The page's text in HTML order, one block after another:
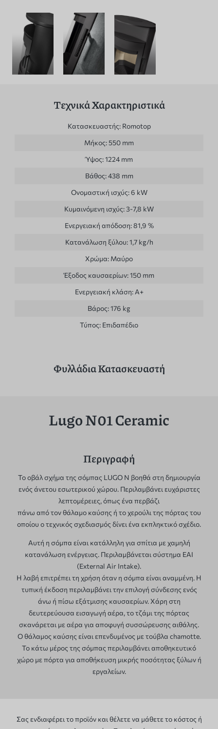
Τεχνικά Χαρακτηριστικά
Κατασκευαστής: Romotop
Μήκος:550 mm
Ύψος:1224 mm
Βάθος:438 mm
Ονομαστική ισχύς:6 kW
Κυμαινόμενη ισχύς:3-7,8 kW
Ενεργειακή απόδοση:81,9 %
Κατανάλωση ξύλου:1,7 kg/h
Χρώμα: Μαύρο
Έξοδος καυσαερίων:150 mm
Ενεργειακή κλάση: Α+
Βάρος:176 kg
Τύπος: Επιδαπέδιο
Φυλλάδια Κατασκευαστή
Lugo N01 Ceramic
Περιγραφή
Το οβάλ σχήμα της σόμπας LUGO N βοηθά στη δημιουργία
ενός άνετου εσωτερικού χώρου. Περιλαμβάνει ευχάριστες
λεπτομέρειες, όπως ένα περβάζι
πάνω από τον θάλαμο καύσης ή το χερούλι της πόρτας του
οποίου ο τεχνικός σχεδιασμός δίνει ένα εκπληκτικό σχέδιο.
Αυτή η σόμπα είναι κατάλληλη για σπίτια με χαμηλή
κατανάλωση ενέργειας. Περιλαμβάνεται σύστημα EAI
(External Air Intake).
Η λαβή επιτρέπει τη χρήση όταν η σόμπα είναι αναμμένη. Η
τυπική έκδοση περιλαμβάνει την επιλογή σύνδεσης ενός
άνω ή πίσω εξάτμισης καυσαερίων. Χάρη στη
δευτερεύουσα εισαγωγή αέρα, το τζάμι της πόρτας
σκανάρεται με αέρα για αποφυγή συσσώρευσης αιθάλης.
Ο θάλαμος καύσης είναι επενδυμένος με τούβλα chamotte.
Το κάτω μέρος της σόμπας περιλαμβάνει αποθηκευτικό
χώρο με πόρτα για αποθήκευση μικρής ποσότητας ξύλων ή
εργαλείων.
Σας ενδιαφέρει το προϊόν και θέλετε να μάθετε το κόστος ή